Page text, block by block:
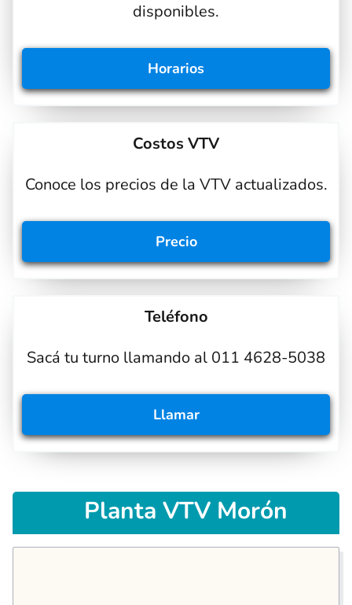
disponibles.
Horarios
Costos VTV
Conoce los precios de la VTV actualizados.
Precio
Teléfono
Sacá tu turno llamando al 011 4628-5038
Llamar
Planta VTV Morón